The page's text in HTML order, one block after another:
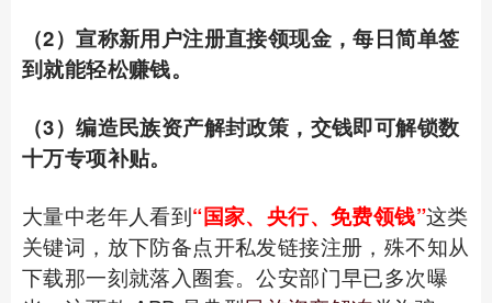
（2）宣称新用户注册直接领现金，每日简单签
到就能轻松赚钱。
（3）编造民族资产解封政策，交钱即可解锁数
十万专项补贴。
大量中老年人看到“国家、央行、免费领钱”这类
关键词，放下防备点开私发链接注册，殊不知从
下载那一刻就落入圈套。公安部门早已多次曝